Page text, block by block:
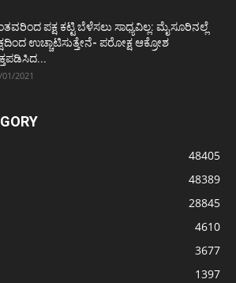
ಪಕ್ಷ ಕಟ್ಟಿ ಬೆಳೆಸಲು ಸಾಧ್ಯವಿಲ್ಲ: ಮೈಸೂರಿನಲ್ಲೆ
ಉಚ್ಚಾಟಿಸುತ್ತೇನೆ- ಪರೋಕ್ಷ ಆಕ್ರೋಶ
2021
48405
48389
28845
4610
3677
1397